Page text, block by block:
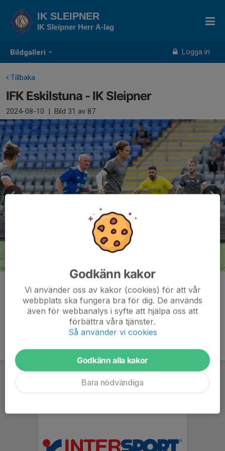
Bildgalleri Logga in
IK SLEIPNER
IK Sleipner Herr A-lag
Tillbaka
IFK Eskilstuna - IK Sleipner
2024-08-10 | Bild 31 av 87
Kommentarer
Godkänn kakor
Vi använder oss av kakor (cookies) för att vår
webbplats ska fungera bra för dig. De används
även för webbanalys i syfte att hjälpa oss att
förbättra våra tjänster.
Så använder vi cookies
Godkänn alla kakor
Bara nödvändiga